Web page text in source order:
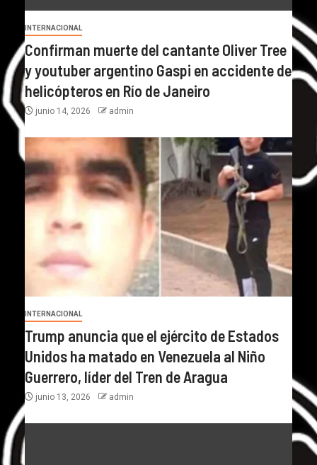
INTERNACIONAL
Confirman muerte del cantante Oliver Tree
y youtuber argentino Gaspi en accidente de
helicópteros en Río de Janeiro
junio 14, 2026 admin
INTERNACIONAL
Trump anuncia que el ejército de Estados
Unidos ha matado en Venezuela al Niño
Guerrero, líder del Tren de Aragua
junio 13, 2026 admin